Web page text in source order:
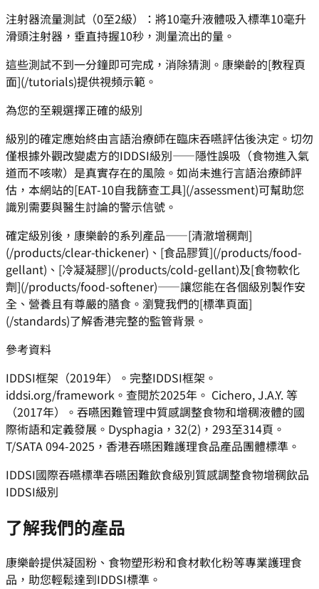
注射器流量測試（0至2級）：將10毫升液體吸入標準10毫升
滑頭注射器，垂直持握10秒，測量流出的量。
這些測試不到一分鐘即可完成，消除猜測。康樂齡的[教程頁
面](/tutorials)提供視頻示範。
為您的至親選擇正確的級別
級別的確定應始終由言語治療師在臨床吞嚥評估後決定。切勿
僅根據外觀改變處方的IDDSI級別——隱性誤吸（食物進入氣
道而不咳嗽）是真實存在的風險。如尚未進行言語治療師評
估，本網站的[EAT-10自我篩查工具](/assessment)可幫助您
識別需要與醫生討論的警示信號。
確定級別後，康樂齡的系列產品——[清澈增稠劑]
(/products/clear-thickener)、[食品膠質](/products/food-
gellant)、[冷凝凝膠](/products/cold-gellant)及[食物軟化
劑](/products/food-softener)——讓您能在各個級別製作安
全、營養且有尊嚴的膳食。瀏覽我們的[標準頁面]
(/standards)了解香港完整的監管背景。
參考資料
IDDSI框架（2019年）。完整IDDSI框架。
iddsi.org/framework。查閱於2025年。 Cichero, J.A.Y. 等
（2017年）。吞嚥困難管理中質感調整食物和增稠液體的國
際術語和定義發展。Dysphagia，32(2)，293至314頁。
T/SATA 094-2025，香港吞嚥困難護理食品產品團體標準。
IDDSI國際吞嚥標準吞嚥困難飲食級別質感調整食物增稠飲品
IDDSI級別
了解我們的產品
康樂齡提供凝固粉、食物塑形粉和食材軟化粉等專業護理食
品，助您輕鬆達到IDDSI標準。